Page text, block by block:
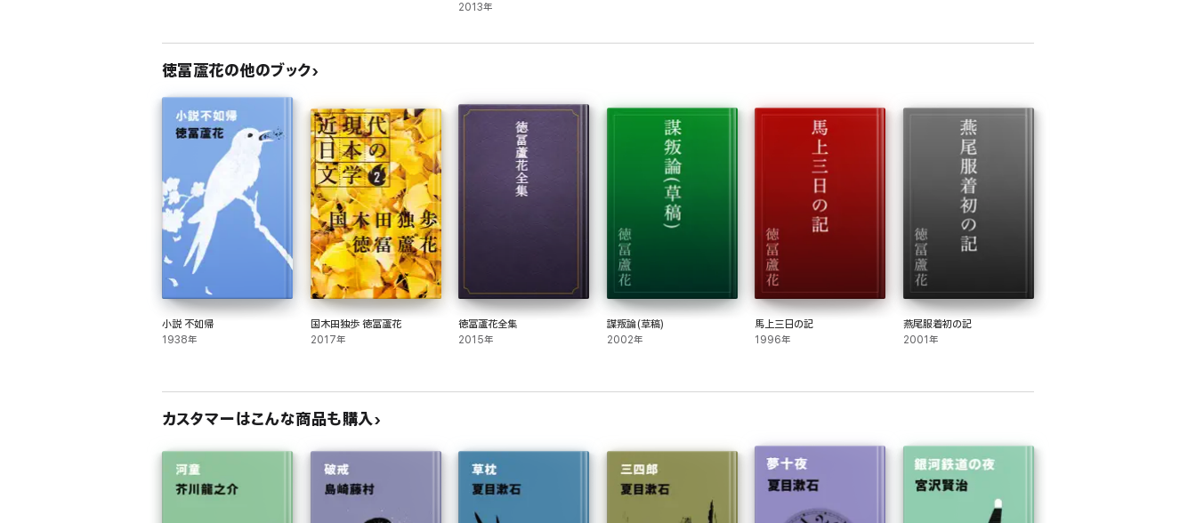
2013年
徳冨蘆花の他のブック
小説 不如帰
1938年
国木田独歩 徳冨蘆花
2017年
徳冨蘆花全集
2015年
謀叛論(草稿)
2002年
馬上三日の記
1996年
燕尾服着初の記
2001年
カスタマーはこんな商品も購入